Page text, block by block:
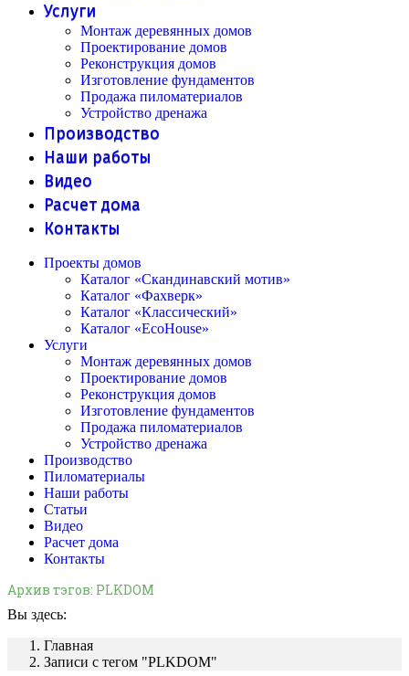
Услуги
Монтаж деревянных домов
Проектирование домов
Реконструкция домов
Изготовление фундаментов
Продажа пиломатериалов
Устройство дренажа
Производство
Наши работы
Видео
Расчет дома
Контакты
Проекты домов
Каталог «Скандинавский мотив»
Каталог «Фахверк»
Каталог «Классический»
Каталог «EcoHouse»
Услуги
Монтаж деревянных домов
Проектирование домов
Реконструкция домов
Изготовление фундаментов
Продажа пиломатериалов
Устройство дренажа
Производство
Пиломатериалы
Наши работы
Статьи
Видео
Расчет дома
Контакты
Архив тэгов: PLKDOM
Вы здесь:
Главная
Записи с тегом "PLKDOM"